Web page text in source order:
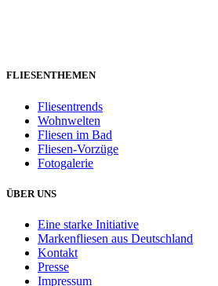
FLIESENTHEMEN
Fliesentrends
Wohnwelten
Fliesen im Bad
Fliesen-Vorzüge
Fotogalerie
ÜBER UNS
Eine starke Initiative
Markenfliesen aus Deutschland
Kontakt
Presse
Impressum